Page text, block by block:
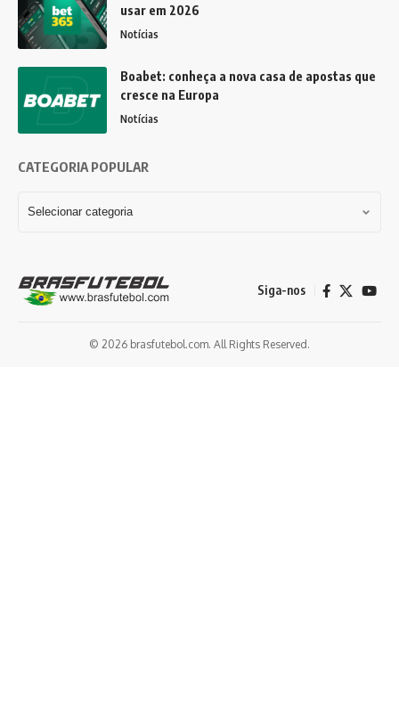
usar em 2026
Notícias
Boabet: conheça a nova casa de apostas que
cresce na Europa
Notícias
CATEGORIA POPULAR
Siga-nos
© 2026 brasfutebol.com. All Rights Reserved.